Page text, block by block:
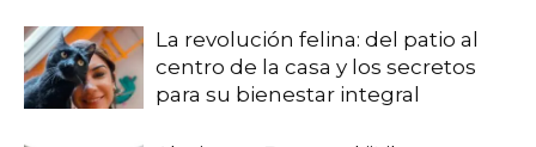
La revolución felina: del patio al
centro de la casa y los secretos
para su bienestar integral